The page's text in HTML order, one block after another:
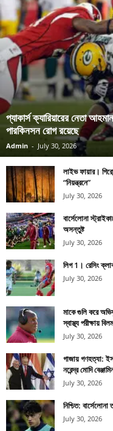
প্যাকার্স ক্যারিয়ারের নেতা
পারকিনসন রোগ রয়েছে
Admin - July 30, 2026
লাইভ ফায়ার।
“নিয়ন্ত্রনে”
July 30, 2026
বার্সেলোনা
অসন্তুষ্ট
July 30, 2026
লিগ 1। রেসিং
July 30, 2026
মাকে গুলি করে
স্বাস্থ্য পরীক্ষায়
July 30, 2026
গাজায় গণহত্যা:
নরেন্দ্র মোদি
July 30, 2026
নিশ্চিত:
July 30, 2026